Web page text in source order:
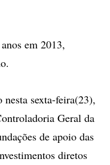
em 2013,
sexta-feira(23),
Geral da
de apoio das
diretos